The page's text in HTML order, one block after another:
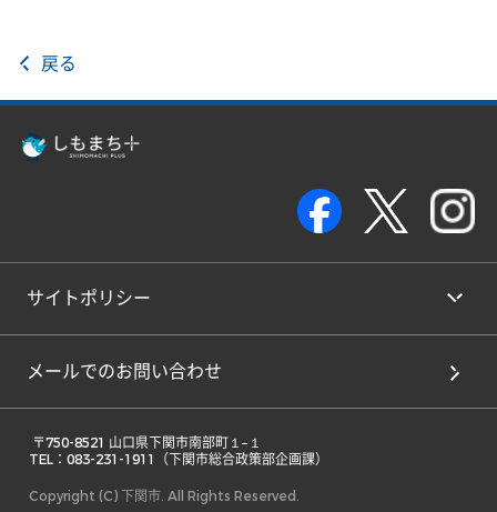
戻る
サイトポリシー
メールでのお問い合わせ
TEL：083-231-1911（下関市総合政策部企画課）
Copyright (C) 下関市. All Rights Reserved.